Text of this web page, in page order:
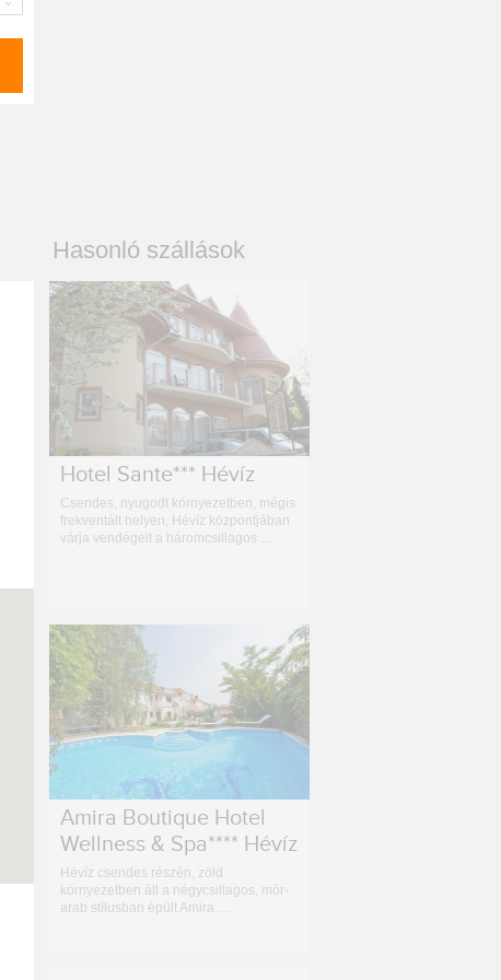
Hasonló szállások
Hotel Sante*** Hévíz
Csendes, nyugodt környezetben, mégis
frekventált helyen, Hévíz központjában
várja vendégeit a háromcsillagos …
Amira Boutique Hotel
Wellness & Spa**** Hévíz
Hévíz csendes részén, zöld
környezetben áll a négycsillagos, mór-
arab stílusban épült Amira …